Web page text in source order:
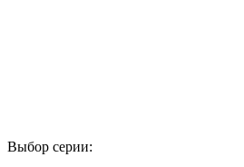
Выбор серии: